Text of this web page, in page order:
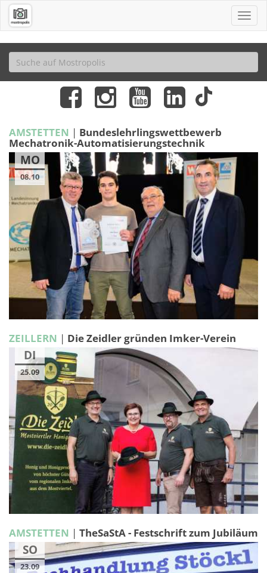
AMSTETTEN | Bundeslehrlingswettbewerb
Mechatronik-Automatisierungstechnik
MO
08.10
ZEILLERN | Die Zeidler gründen Imker-Verein
DI
25.09
AMSTETTEN | TheSaStA - Festschrift zum Jubiläum
SO
23.09